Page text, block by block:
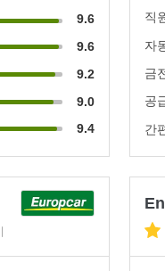
9.6
9.6
9.2
9.0
9.4
직
자
금
공
간